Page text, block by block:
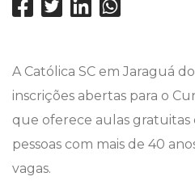
A Católica SC em Jaraguá
inscrições abertas para o
que oferece aulas gratuitas
pessoas com mais de 40
vagas.